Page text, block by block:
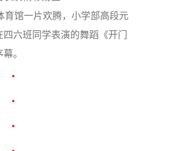
育馆一片欢腾，小学部高段元
四六班同学表演的舞蹈《开门
。